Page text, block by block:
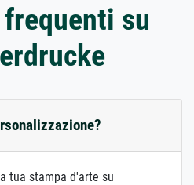
frequenti su
tua stampa d'arte su